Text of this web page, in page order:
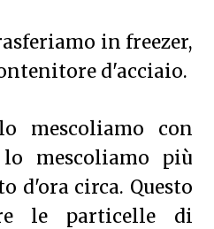
in freezer,
d'acciaio.
mescoliamo con
mescoliamo più
d'ora circa. Questo
le particelle di